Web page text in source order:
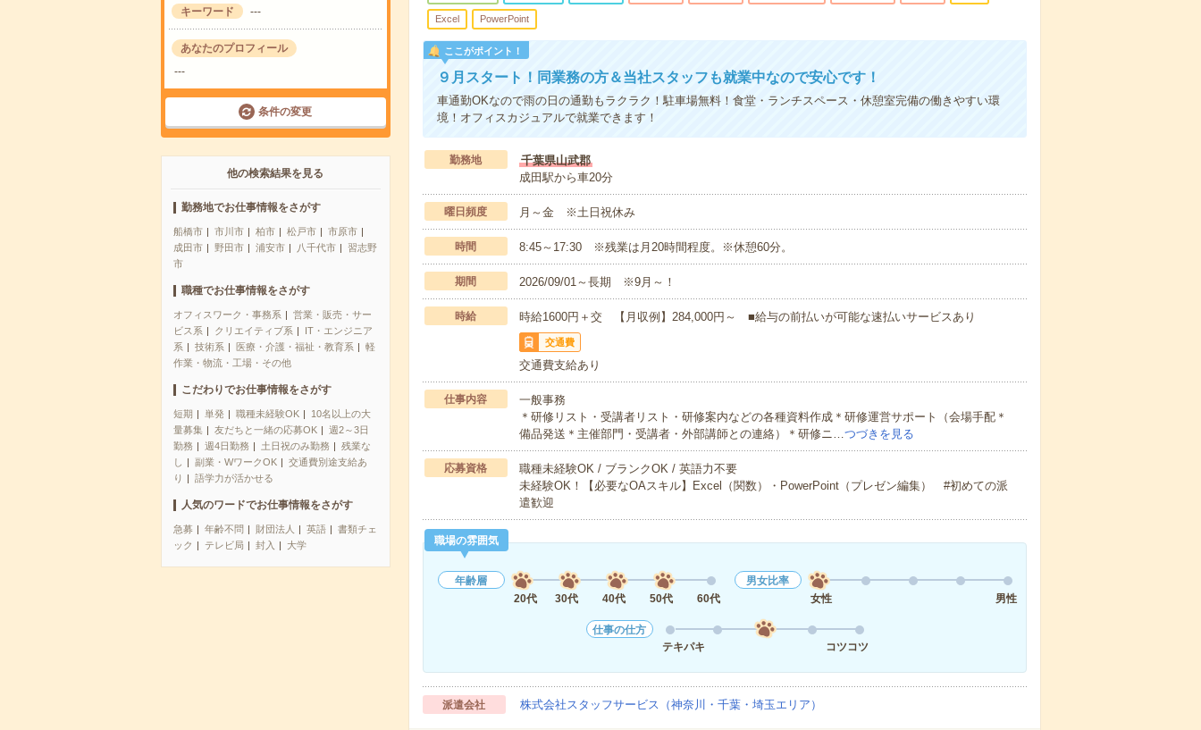
キーワード ---
あなたのプロフィール
---
条件の変更
他の検索結果を見る
勤務地でお仕事情報をさがす
船橋市 市川市 柏市 松戸市
市原市
成田市
野田市 浦安市 八千代市
習志野
市
職種でお仕事情報をさがす
オフィスワーク・事務系
営業・販売・サー
ビス系
クリエイティブ系
IT・エンジニア
系
技術系 医療・介護・福祉・教育系
軽
作業・物流・工場・その他
こだわりでお仕事情報をさがす
短期 単発 職種未経験OK
10名以上の大
量募集
友だちと一緒の応募OK
週2～3日
勤務
週4日勤務 土日祝のみ勤務
残業な
し
副業・WワークOK
交通費別途支給あ
り
語学力が活かせる
人気のワードでお仕事情報をさがす
急募 年齢不問 財団法人 英語
書類チェ
ック
テレビ局 封入 大学
Excel PowerPoint
ここがポイント！
９月スタート！同業務の方＆当社スタッフも就業中なので安心です！
車通勤OKなので雨の日の通勤もラクラク！駐車場無料！食堂・ランチスペース・休憩室完備の働きやすい環
境！オフィスカジュアルで就業できます！
勤務地
千葉県山武郡
成田駅から車20分
曜日頻度 月～金 ※土日祝休み
時間 8:45～17:30 ※残業は月20時間程度。※休憩60分。
期間 2026/09/01～長期 ※9月～！
時給 時給1600円＋交 【月収例】284,000円～ ■給与の前払いが可能な速払いサービスあり
交通費
交通費支給あり
仕事内容
一般事務
＊研修リスト・受講者リスト・研修案内などの各種資料作成＊研修運営サポート（会場手配＊
備品発送＊主催部門・受講者・外部講師との連絡）＊研修ニ…つづきを見る
応募資格
職種未経験OK / ブランクOK / 英語力不要
未経験OK！【必要なOAスキル】Excel（関数）・PowerPoint（プレゼン編集） #初めての派
遣歓迎
職場の雰囲気
年齢層
20代
30代 40代 50代 60代
男女比率
女性
男性
仕事の仕方
テキパキ
コツコツ
派遣会社 株式会社スタッフサービス（神奈川・千葉・埼玉エリア）